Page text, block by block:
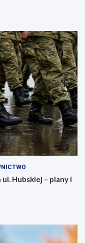
Hubskiej – plany i